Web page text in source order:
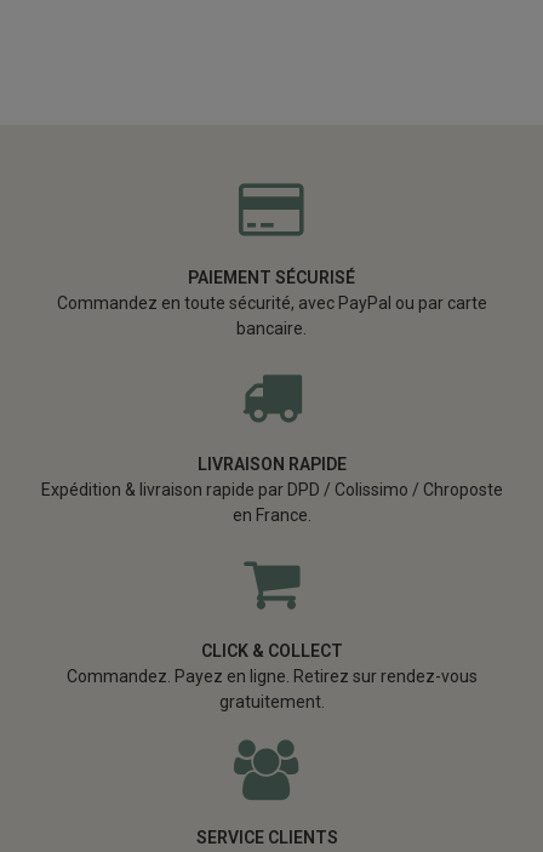
PAIEMENT SÉCURISÉ
Commandez en toute sécurité, avec PayPal ou par carte
bancaire.
LIVRAISON RAPIDE
Expédition & livraison rapide par DPD / Colissimo / Chroposte
en France.
CLICK & COLLECT
Commandez. Payez en ligne. Retirez sur rendez-vous
gratuitement.
SERVICE CLIENTS